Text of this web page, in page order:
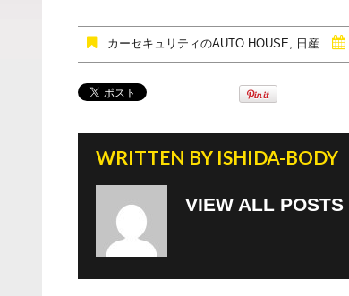
o
o
k
カーセキュリティのAUTO HOUSE 日産
WRITTEN BY ISHIDA-BODY
VIEW ALL POSTS